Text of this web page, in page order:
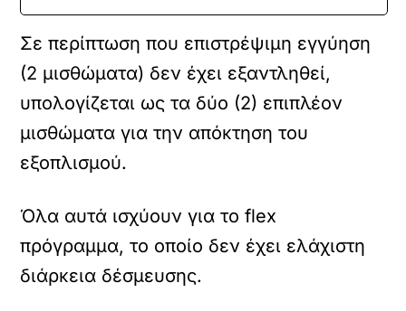
Σε περίπτωση που επιστρέψιμη εγγύηση
(2 μισθώματα) δεν έχει εξαντληθεί,
υπολογίζεται ως τα δύο (2) επιπλέον
μισθώματα για την απόκτηση του
εξοπλισμού.
Όλα αυτά ισχύουν για το flex
πρόγραμμα, το οποίο δεν έχει ελάχιστη
διάρκεια δέσμευσης.